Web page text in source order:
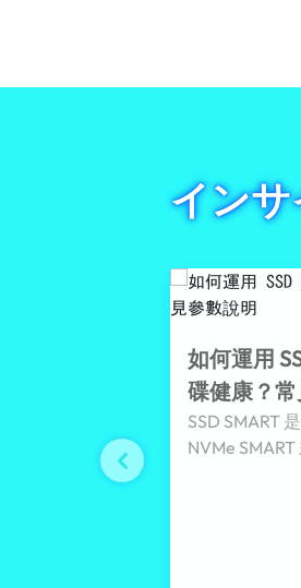
インサ
如何運用
碟健康？
SSD SMART
NVMe